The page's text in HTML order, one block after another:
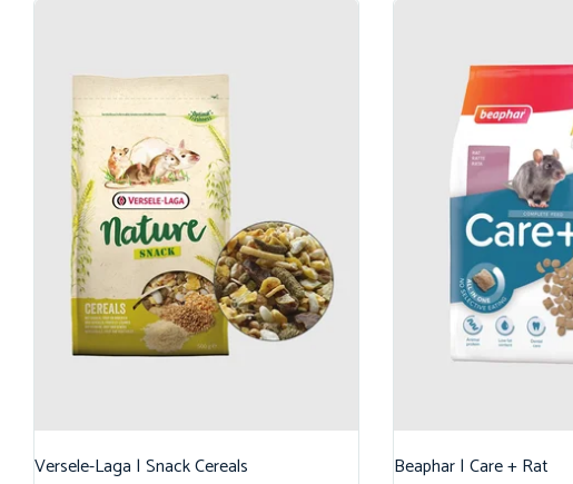
Versele-Laga | Snack Cereals Beaphar | Care + Rat